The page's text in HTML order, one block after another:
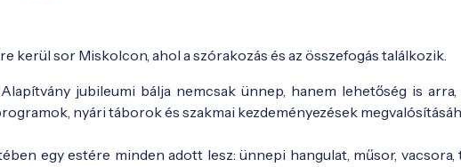
kerül sor Miskolcon, ahol a szórakozás és az összefogás találkozik.
jubileumi bálja nemcsak ünnep, hanem lehetőség is
nyári táborok és szakmai kezdeményezések
egy estére minden adott lesz: ünnepi hangulat, műsor, vacsora,